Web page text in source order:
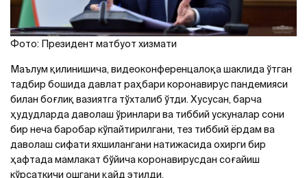
Фото: Президент матбуот хизмати
Маълум қилинишича, видеоконференцалоқа шаклида ўтган
тадбир бошида давлат раҳбари коронавирус пандемияси
билан боғлиқ вазиятга тўхталиб ўтди. Хусусан, барча
ҳудудларда даволаш ўринлари ва тиббий ускуналар сони
бир неча баробар кўпайтирилгани, тез тиббий ёрдам ва
даволаш сифати яхшилангани натижасида охирги бир
ҳафтада мамлакат бўйича коронавирусдан соғайиш
кўрсаткичи ошгани қайд этилди.